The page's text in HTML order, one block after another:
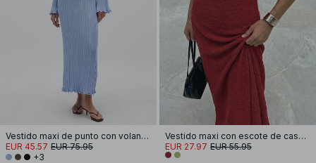
Vestido maxi de punto con volantes y cuello redondo
EUR 45.57 EUR 75.95
+3
Vestido maxi con escote de cascada
EUR 27.97 EUR 55.95